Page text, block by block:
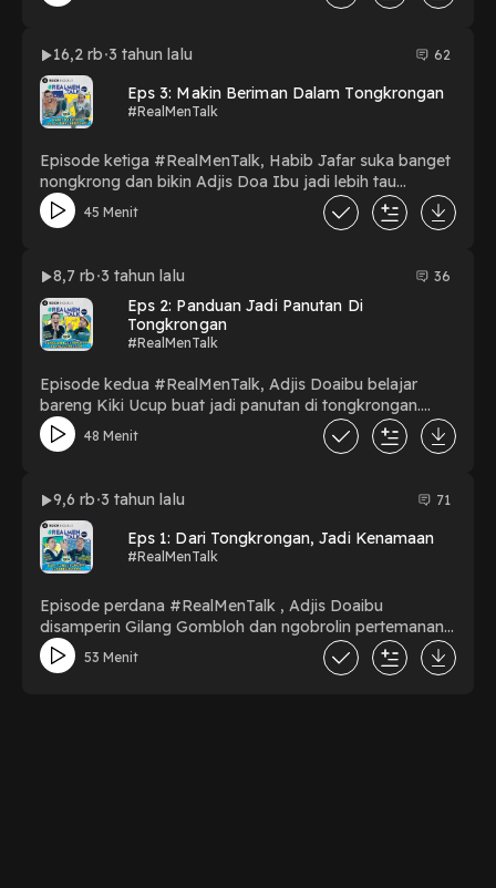
16,2 rb 3 tahun lalu 62
Eps 3: Makin Beriman Dalam Tongkrongan
#RealMenTalk
Episode ketiga #RealMenTalk, Habib Jafar suka banget
nongkrong dan bikin Adjis Doa Ibu jadi lebih tau
manfaat dari tongkrongannya.
45 Menit
8,7 rb 3 tahun lalu 36
Eps 2: Panduan Jadi Panutan Di
Tongkrongan
#RealMenTalk
Episode kedua #RealMenTalk, Adjis Doaibu belajar
bareng Kiki Ucup buat jadi panutan di tongkrongan.
Gimana caranya bisa sukses jadi bos event musik dan
menjadi panutan banyak orang di tongkrongan?
48 Menit
9,6 rb 3 tahun lalu 71
Eps 1: Dari Tongkrongan, Jadi Kenamaan
#RealMenTalk
Episode perdana #RealMenTalk , Adjis Doaibu
disamperin Gilang Gombloh dan ngobrolin pertemanan
mereka yang hampir 18 tahun. Karena sering nongkrong
bareng, malah bikin mereka makin tenar sampai
53 Menit